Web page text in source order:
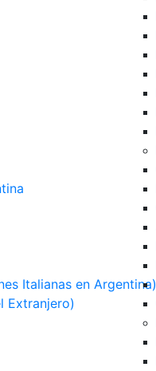
Italianas en Argentina)
Extranjero)